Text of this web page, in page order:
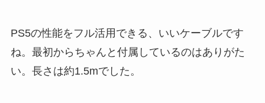
PS5の性能をフル活用できる、いいケーブルです
ね。最初からちゃんと付属しているのはありがた
い。長さは約1.5mでした。